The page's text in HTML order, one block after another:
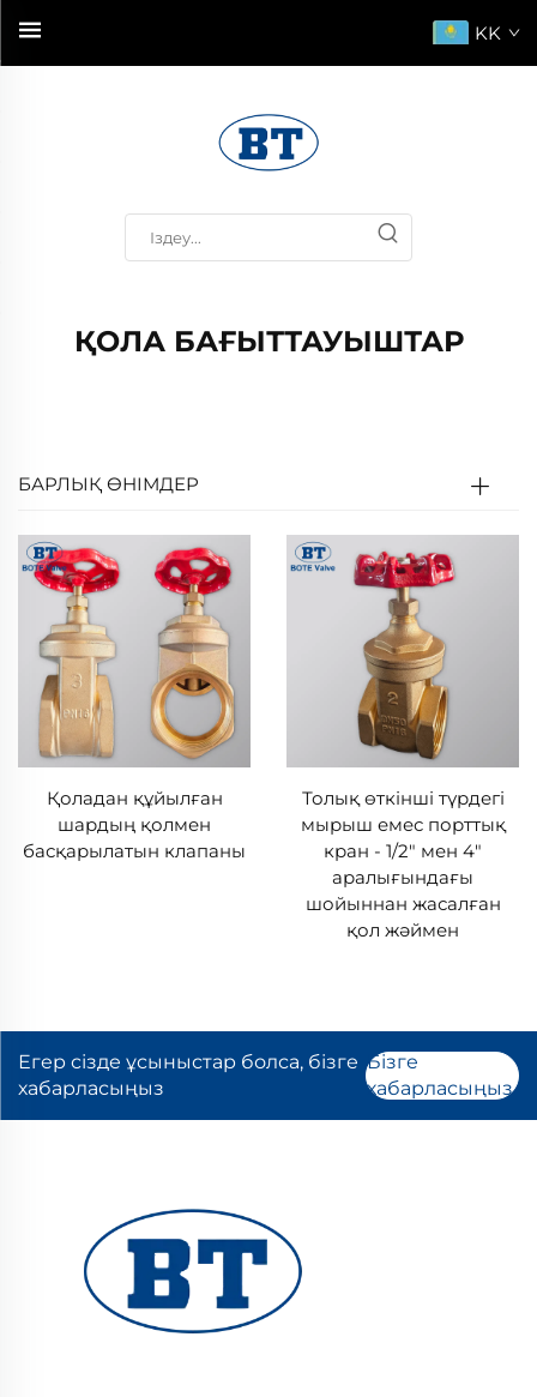
KK
ҚОЛА БАҒЫТТАУЫШТАР
БАРЛЫҚ ӨНІМДЕР
Қоладан құйылған
шардың қолмен
басқарылатын клапаны
Толық өткінші түрдегі
мырыш емес порттық
кран - 1/2" мен 4"
аралығындағы
шойыннан жасалған
қол жәймен
Егер сізде ұсыныстар болса, бізге
хабарласыңыз
Бізге
хабарласыңыз